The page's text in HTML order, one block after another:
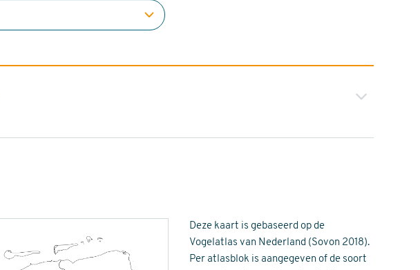
Deze kaart is gebaseerd op de
Vogelatlas van Nederland (Sovon 2018).
Per atlasblok is aangegeven of de soort